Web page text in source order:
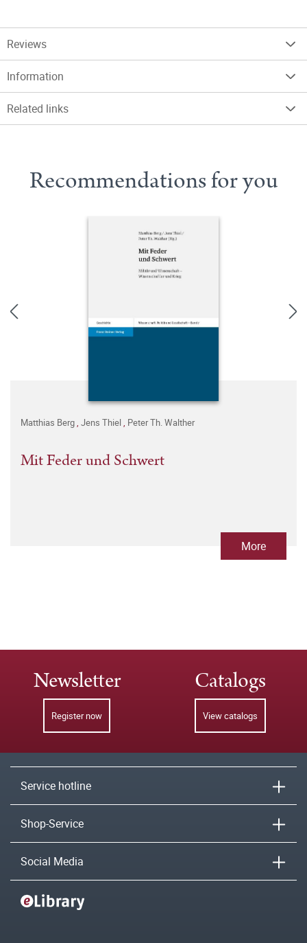
Reviews
Information
Related links
Recommendations for you
Matthias Berg, Jens Thiel, Peter Th. Walther
Mit Feder und Schwert
More
Newsletter
Register now
Catalogs
View catalogs
Service hotline
Shop-Service
Social Media